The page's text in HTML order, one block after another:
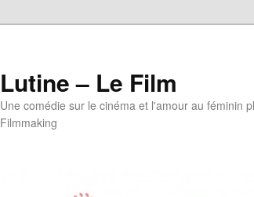
Lutine – Le Film
Une comédie sur le cinéma et l'amour au féminin
Filmmaking